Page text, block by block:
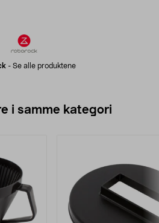
- Se alle produktene
i samme kategori